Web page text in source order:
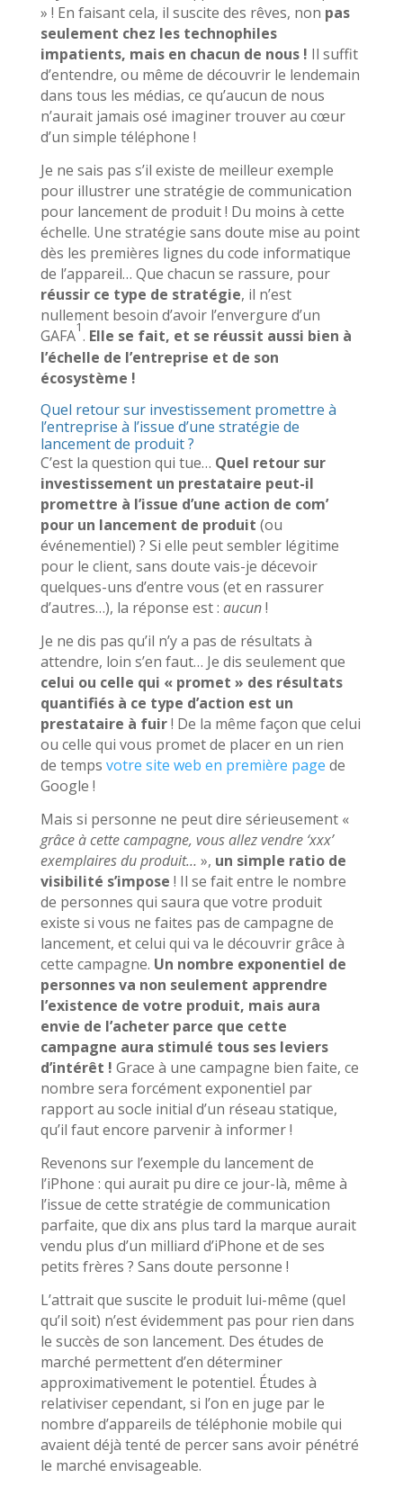
» ! En faisant cela, il suscite des rêves, non pas
seulement chez les technophiles
impatients, mais en chacun de nous ! Il suffit
d’entendre, ou même de découvrir le lendemain
dans tous les médias, ce qu’aucun de nous
n’aurait jamais osé imaginer trouver au cœur
d’un simple téléphone !
Je ne sais pas s’il existe de meilleur exemple
pour illustrer une stratégie de communication
pour lancement de produit ! Du moins à cette
échelle. Une stratégie sans doute mise au point
dès les premières lignes du code informatique
de l’appareil… Que chacun se rassure, pour
réussir ce type de stratégie, il n’est
nullement besoin d’avoir l’envergure d’un
GAFA1. Elle se fait, et se réussit aussi bien à
l’échelle de l’entreprise et de son
écosystème !
Quel retour sur investissement promettre à
l’entreprise à l’issue d’une stratégie de
lancement de produit ?
C’est la question qui tue… Quel retour sur
investissement un prestataire peut-il
promettre à l’issue d’une action de com’
pour un lancement de produit (ou
événementiel) ? Si elle peut sembler légitime
pour le client, sans doute vais-je décevoir
quelques-uns d’entre vous (et en rassurer
d’autres…), la réponse est : aucun!
Je ne dis pas qu’il n’y a pas de résultats à
attendre, loin s’en faut… Je dis seulement que
celui ou celle qui « promet » des résultats
quantifiés à ce type d’action est un
prestataire à fuir! De la même façon que celui
ou celle qui vous promet de placer en un rien
de temps votre site web en première page de
Google !
Mais si personne ne peut dire sérieusement «
grâce à cette campagne, vous allez vendre ‘xxx’
exemplaires du produit… », un simple ratio de
visibilité s’impose ! Il se fait entre le nombre
de personnes qui saura que votre produit
existe si vous ne faites pas de campagne de
lancement, et celui qui va le découvrir grâce à
cette campagne. Un nombre exponentiel de
personnes va non seulement apprendre
l’existence de votre produit, mais aura
envie de l’acheter parce que cette
campagne aura stimulé tous ses leviers
d’intérêt ! Grace à une campagne bien faite, ce
nombre sera forcément exponentiel par
rapport au socle initial d’un réseau statique,
qu’il faut encore parvenir à informer !
Revenons sur l’exemple du lancement de
l’iPhone : qui aurait pu dire ce jour-là, même à
l’issue de cette stratégie de communication
parfaite, que dix ans plus tard la marque aurait
vendu plus d’un milliard d’iPhone et de ses
petits frères ? Sans doute personne !
L’attrait que suscite le produit lui-même (quel
qu’il soit) n’est évidemment pas pour rien dans
le succès de son lancement. Des études de
marché permettent d’en déterminer
approximativement le potentiel. Études à
relativiser cependant, si l’on en juge par le
nombre d’appareils de téléphonie mobile qui
avaient déjà tenté de percer sans avoir pénétré
le marché envisageable.